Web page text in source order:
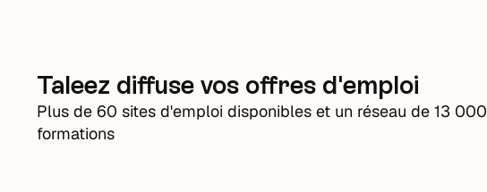
Taleez diffuse vos offres d'emploi
Plus de 60 sites d'emploi disponibles et un réseau de 13 000
formations